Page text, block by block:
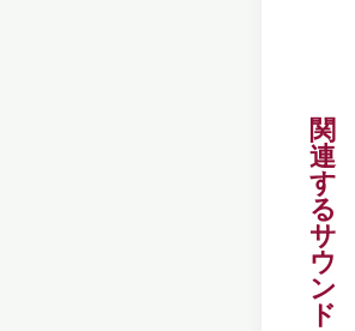
関
連
す
る
サ
ウ
ン
ド